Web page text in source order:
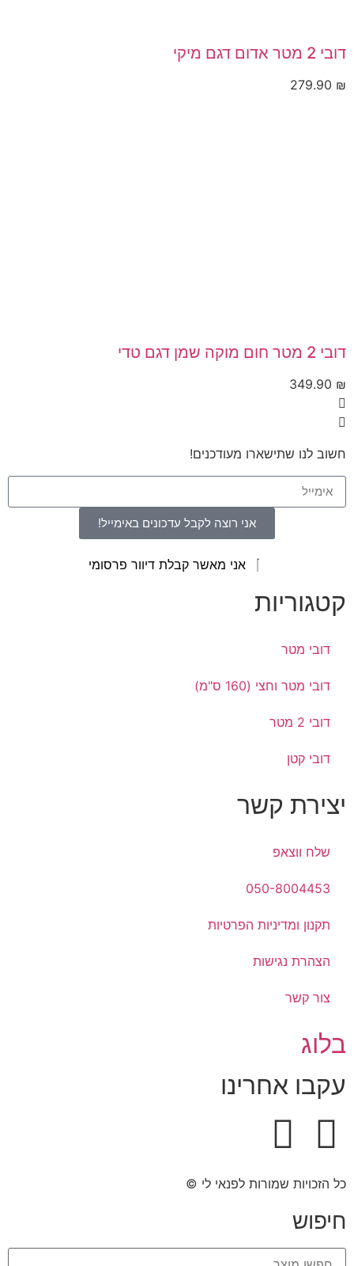
דובי 2 מטר אדום דגם מיקי
₪
דובי 2 מטר חום מוקה שמן דגם טדי
₪
חשוב לנו שתישארו מעודכנים!
אני רוצה לקבל עדכונים באימייל!
אני מאשר קבלת דיוור פרסומי
קטגוריות
דובי מטר
דובי מטר וחצי (160 ס"מ)
דובי 2 מטר
דובי קטן
יצירת קשר
שלח ווצאפ
050-8004453
תקנון ומדיניות הפרטיות
הצהרת נגישות
צור קשר
בלוג
עקבו אחרינו
כל הזכויות שמורות לפנאי לי ©​
חיפוש